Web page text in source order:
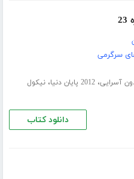
سرگرمی
آسرایی،2012 پایان دنیا ،نیکول
دانلود کتاب